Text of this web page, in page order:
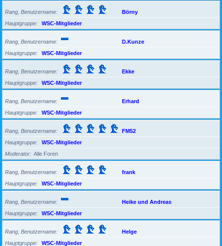
Rang, Benutzername
Börny
Hauptgruppe
WSC-Mitglieder
Rang, Benutzername
D.Kunze
Hauptgruppe
WSC-Mitglieder
Rang, Benutzername
Ekke
Hauptgruppe
WSC-Mitglieder
Rang, Benutzername
Erhard
Hauptgruppe
WSC-Mitglieder
Rang, Benutzername
FM52
Hauptgruppe
WSC-Mitglieder
Moderator
Alle Foren
Rang, Benutzername
frank
Hauptgruppe
WSC-Mitglieder
Rang, Benutzername
Heike und Andreas
Hauptgruppe
WSC-Mitglieder
Rang, Benutzername
Helge
Hauptgruppe
WSC-Mitglieder